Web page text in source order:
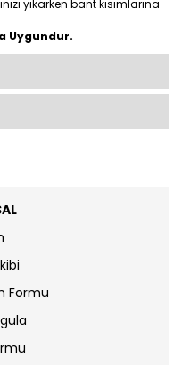
yıkarken bant kısımlarına
Uygundur.
Formu